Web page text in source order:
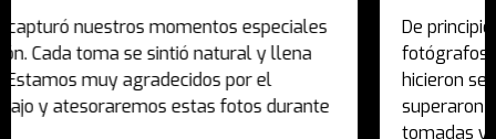
especiales
natural y llena
por el
estas fotos durante
De principio a fin, la
fotógrafos fueron amables,
hicieron sentir muy cómodos.
superaron nuestras
tomadas y editadas con